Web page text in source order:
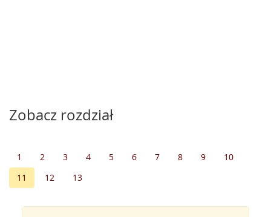
Zobacz rozdział
1 2 3 4 5 6 7 8 9
10
11
12 13